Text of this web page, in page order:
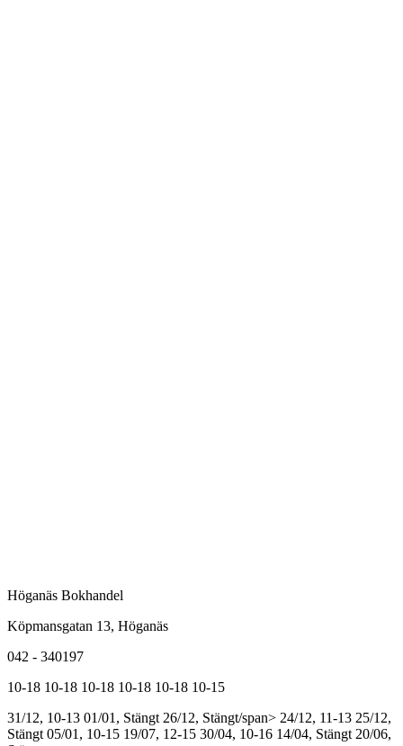
Höganäs Bokhandel
Köpmansgatan 13, Höganäs
042 - 340197
10-18 10-18 10-18 10-18 10-18 10-15
31/12, 10-13 01/01, Stängt 26/12, Stängt/span> 24/12, 11-13 25/12,
Stängt 05/01, 10-15 19/07, 12-15 30/04, 10-16 14/04, Stängt 20/06,